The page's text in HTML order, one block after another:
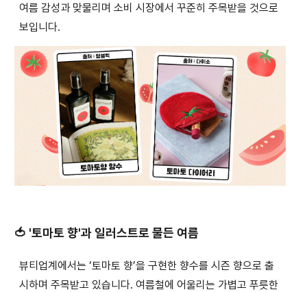
여름 감성과 맞물리며 소비 시장에서 꾸준히 주목받을 것으로
보입니다.
🍅 '토마토 향'과 일러스트로 물든 여름
뷰티업계에서는 ‘토마토 향’을 구현한 향수를 시즌 향으로 출
시하며 주목받고 있습니다. 여름철에 어울리는 가볍고 푸릇한